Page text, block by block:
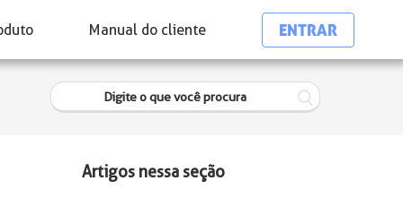
Manual do cliente ENTRAR
Artigos nessa seção